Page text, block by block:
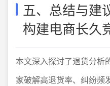
五、总结与建
构建电商长久
本文深入探讨了退货分析
家破解高退货率、纠纷频